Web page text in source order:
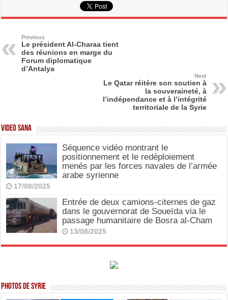
b
o
o
d
o
n
ail ar
Previous
Le président Al-Charaa tient
des réunions en marge du
Forum diplomatique
d’Antalya
Next
Le Qatar réitère son soutien à
la souveraineté, à
l’indépendance et à l’intégrité
territoriale de la Syrie
Video SANA
Séquence vidéo montrant le
positionnement et le redéploiement
menés par les forces navales de l’armée
arabe syrienne
17/08/2025
Entrée de deux camions-citernes de gaz
dans le gouvernorat de Soueïda via le
passage humanitaire de Bosra al-Cham
13/08/2025
Photos de Syrie